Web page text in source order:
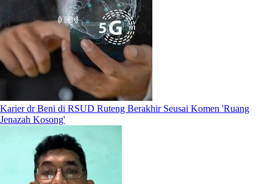
Karier dr Beni di RSUD Ruteng Berakhir Seusai Komen 'Ruang
Jenazah Kosong'